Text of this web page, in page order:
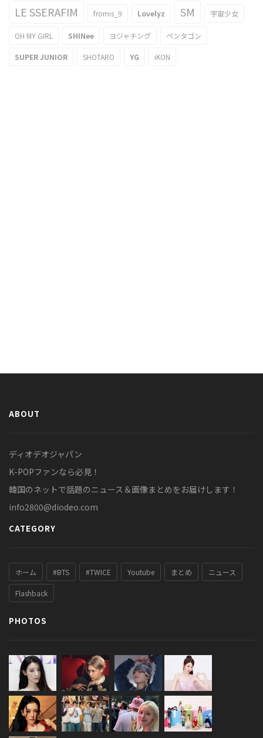
LE SSERAFIM fromis_9 Lovelyz SM 宇宙少女
OH MY GIRL SHINee ヨジャチング ペンタゴン
SUPER JUNIOR SHOTARO YG iKON
ABOUT
ディオデオジャパン
K-POPファンなら必見！
韓国のネットで話題のニュース＆画像まとめをお届けします！
info2800@diodeo.com
CATEGORY
ホーム #BTS #TWICE Youtube まとめ ニュース
Flashback
PHOTOS